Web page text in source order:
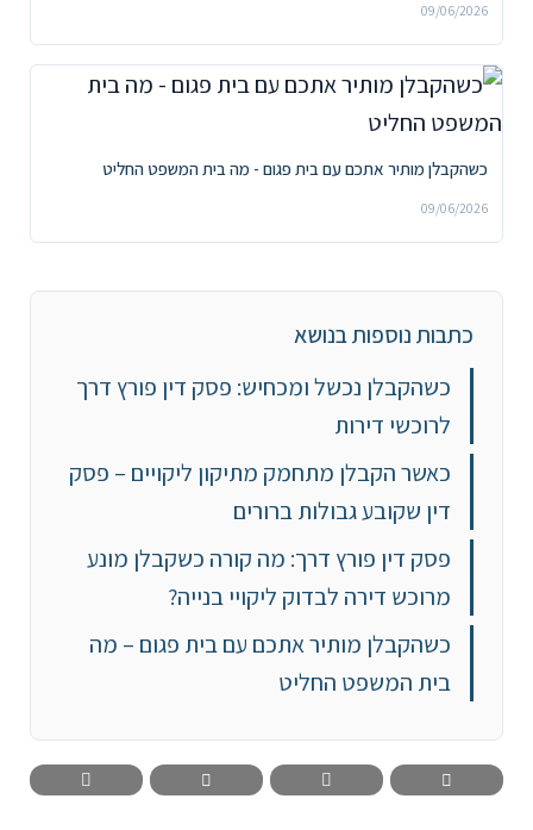
09/06/2026
כשהקבלן מותיר אתכם עם בית פגום - מה בית המשפט החליט
09/06/2026
כתבות נוספות בנושא
כשהקבלן נכשל ומכחיש: פסק דין פורץ דרך
לרוכשי דירות
כאשר הקבלן מתחמק מתיקון ליקויים – פסק
דין שקובע גבולות ברורים
פסק דין פורץ דרך: מה קורה כשקבלן מונע
מרוכש דירה לבדוק ליקויי בנייה?
כשהקבלן מותיר אתכם עם בית פגום – מה
בית המשפט החליט